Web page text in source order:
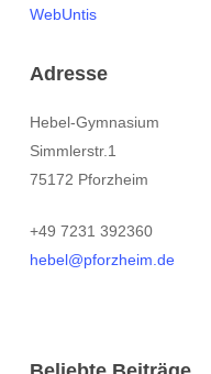
WebUntis
Adresse
Hebel-Gymnasium
Simmlerstr.1
75172 Pforzheim
+49 7231 392360
hebel@pforzheim.de